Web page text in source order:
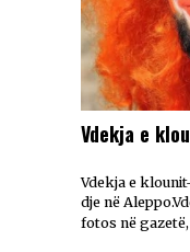
Vdekja e
Vdekja e
dje në
fotos në